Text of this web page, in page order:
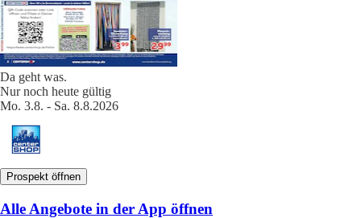
Da geht was.
Nur noch heute gültig
Mo. 3.8. - Sa. 8.8.2026
Prospekt öffnen
Alle Angebote in der App öffnen